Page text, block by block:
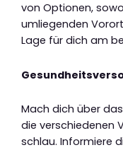
von Optionen,
umliegenden
Lage für dich am
Mach dich über
die verschiedenen
schlau. Informiere